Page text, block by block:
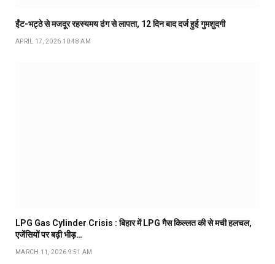
ईंट-भट्ठे से मजदूर रहस्यमय ढंग से लापता, 12 दिन बाद दर्ज हुई गुमशुदगी
APRIL 17, 2026 10:48 AM
LPG Gas Cylinder Crisis : बिहार में LPG गैस किल्लत की से मची हलचल,
एजेंसियों पर बढ़ी भीड़…
MARCH 11, 2026 9:51 AM